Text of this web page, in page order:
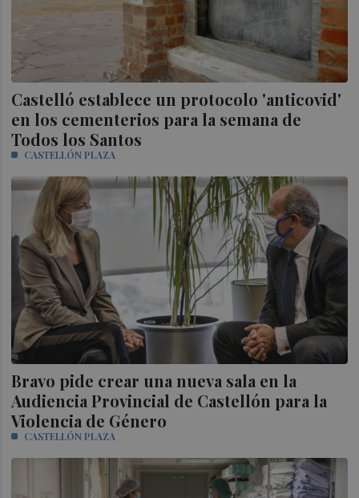
Castelló establece un protocolo 'anticovid'
en los cementerios para la semana de
Todos los Santos
CASTELLÓN PLAZA
Bravo pide crear una nueva sala en la
Audiencia Provincial de Castellón para la
Violencia de Género
CASTELLÓN PLAZA